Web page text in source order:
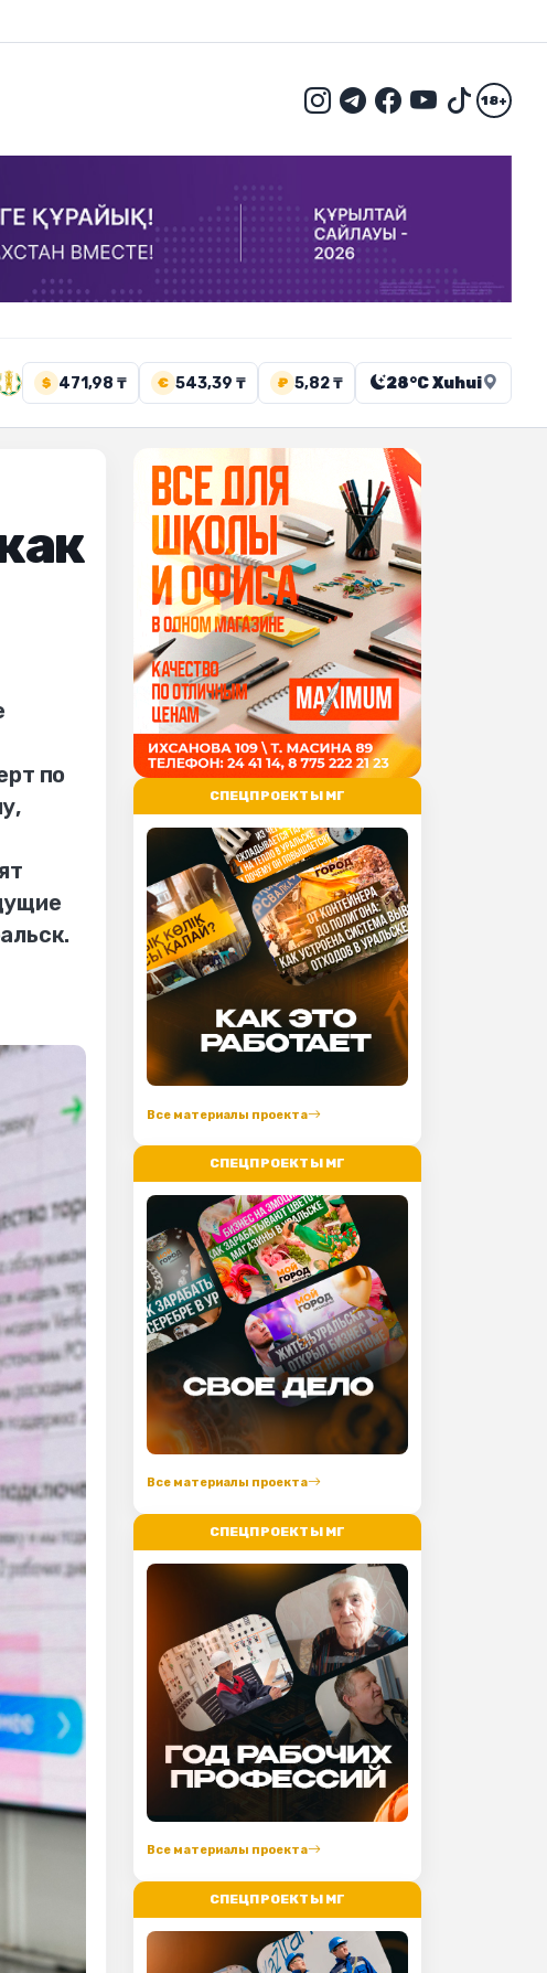
18+
$ 471,98 ₸ € 543,39 ₸ ₽ 5,82 ₸ 28°C Xuhui
по
СПЕЦПРОЕКТЫ МГ
Все материалы проекта
СПЕЦПРОЕКТЫ МГ
Все материалы проекта
СПЕЦПРОЕКТЫ МГ
Все материалы проекта
СПЕЦПРОЕКТЫ МГ